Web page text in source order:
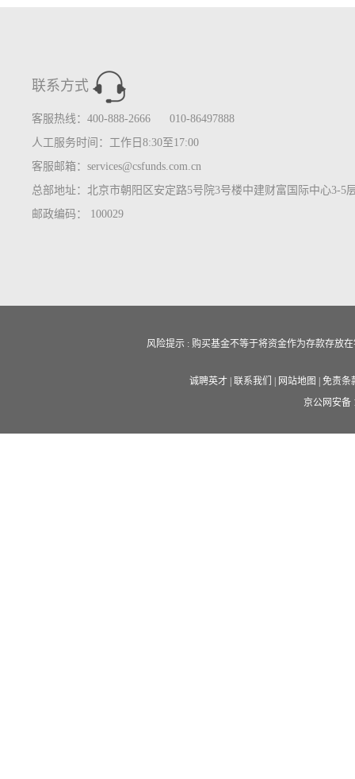
联系方式
客服热线：400-888-2666 010-86497888
人工服务时间：工作日8:30至17:00
客服邮箱：services@csfunds.com.cn
总部地址：北京市朝阳区安定路5号院3号楼中建财富国际中心3-5
邮政编码： 100029
风险提示 : 购买基金不等于将资金作为存款存放
诚聘英才 联系我们 网站地图
免责条
京公网安备